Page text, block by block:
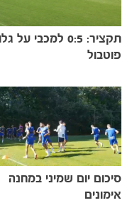
תקציר: 0:5 למכבי על
פוטבול
סיכום יום שמיני במחנה
אימונים